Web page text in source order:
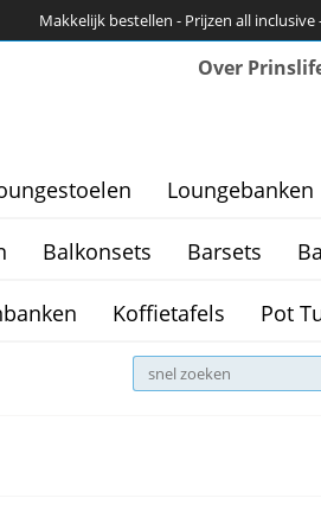
Makkelijk bestellen - Prijzen all inclusive
Over
Loungebanken
Balkonsets Barsets
Koffietafels Pot